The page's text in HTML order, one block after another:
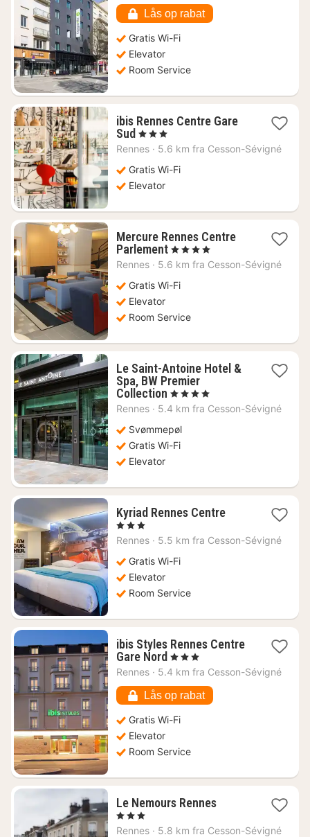
449
kr.
Lås op rabat
Gratis Wi-Fi
Elevator
Room Service
ibis Rennes Centre Gare
Sud 1
nat
490
kr.
, 3 Stjerner
Rennes · 5.6 km fra Cesson-Sévigné
Gratis Wi-Fi
Elevator
Mercure Rennes Centre
Parlement1
nat
669
, 4 Stjerner
Rennes · 5.6 km fra Cesson-Sévigné
Gratis Wi-Fi
Elevator
Room Service
Le Saint-Antoine Hotel &
Spa, BW Premier
Collection 1
nat
830
kr.
, 4 Stjerner
Rennes · 5.4 km fra Cesson-Sévigné
Svømmepøl
Gratis Wi-Fi
Elevator
Kyriad Rennes Centre1
fra
, 3 Stjerner
Rennes · 5.5 km fra Cesson-Sévigné
Gratis Wi-Fi
Elevator
Room Service
ibis Styles Rennes Centre
Gare Nord 1
nat
868
kr.
, 3 Stjerner
Rennes · 5.4 km fra Cesson-Sévigné
Lås op rabat
Gratis Wi-Fi
Elevator
Room Service
Le Nemours Rennes1
fra
, 3 Stjerner
Rennes · 5.8 km fra Cesson-Sévigné